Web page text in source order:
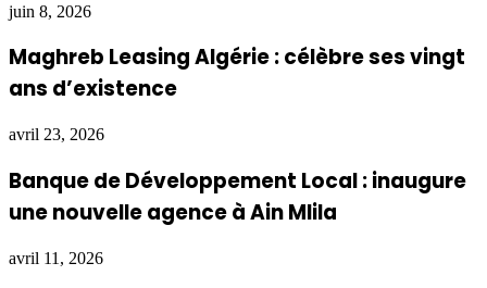
juin 8, 2026
Maghreb Leasing Algérie : célèbre ses vingt
ans d’existence
avril 23, 2026
Banque de Développement Local : inaugure
une nouvelle agence à Ain Mlila
avril 11, 2026